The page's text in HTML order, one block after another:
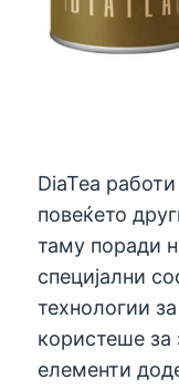
DiaTea
повеќето
таму поради
специјални
технологии
користеше
елементи